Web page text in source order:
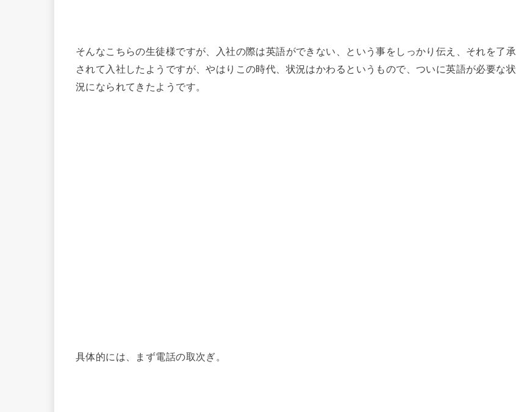
そんなこちらの生徒様ですが、入社の際は英語ができない、という事をしっかり伝え、それを了承
されて入社したようですが、やはりこの時代、状況はかわるというもので、ついに英語が必要な状
況になられてきたようです。
具体的には、まず電話の取次ぎ。